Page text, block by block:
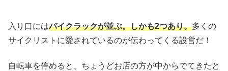
入り口にはバイクラックが並ぶ。しかも2つあり。多くの
サイクリストに愛されているのが伝わってくる設営だ！
自転車を停めると、ちょうどお店の方が中からでてきたと